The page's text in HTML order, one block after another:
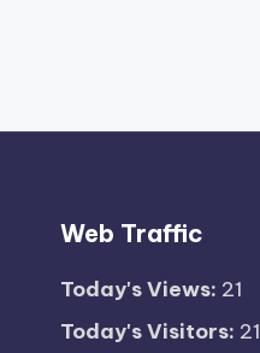
Web Traffic
Today's Views: 21
Today's Visitors: 21